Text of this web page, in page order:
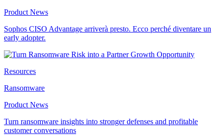
Product News
Sophos CISO Advantage arriverà presto. Ecco perché diventare un
early adopter.
Resources
Ransomware
Product News
Turn ransomware insights into stronger defenses and profitable
customer conversations